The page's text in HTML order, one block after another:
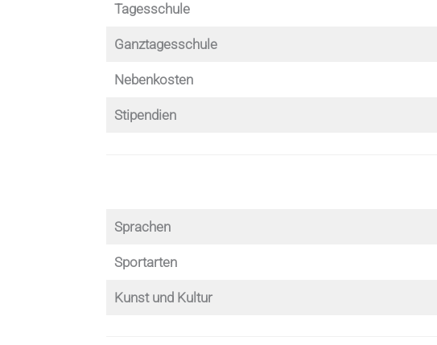
Tagesschule
Ganztagesschule
Nebenkosten
Stipendien
Sprachen
Sportarten
Kunst und Kultur